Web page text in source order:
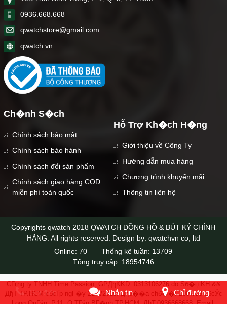
0936.668.668
qwatchstore@gmail.com
qwatch.vn
Ch�nh S�ch
Chính sách bảo mật
Chính sách bảo hành
Chính sách đổi sản phẩm
Chính sách giao hàng COD
miễn phí toàn quốc
Hỗ Trợ Kh�ch H�ng
Giới thiệu về Công Ty
Hướng dẫn mua hàng
Chương trình khuyến mãi
Thông tin liên hệ
Copyrights qwatch 2018 QWATCH ĐỒNG HỒ & BÚT KÝ CHÍNH
HÃNG. All rights reserved. Design by: qwatchvn co, ltd
Online:70 Thống kê tuần: 13709
Tổng truy cập: 18954746
CГґng ty TNHH Time Passion. GPДђKKD: 0313106276 do Sб�џ KH &&
ДђT TP.HCM cбєҐp ngГ�y 21/1/2015. Дђб��a chб��: 1007/53 LбєЎc
Long QuГўn, P.11, Q.TГўn BГ�nh,TP.HCM. ДђT:0936668668. Email:
Gọi điện Nhắn tin Chỉ đường